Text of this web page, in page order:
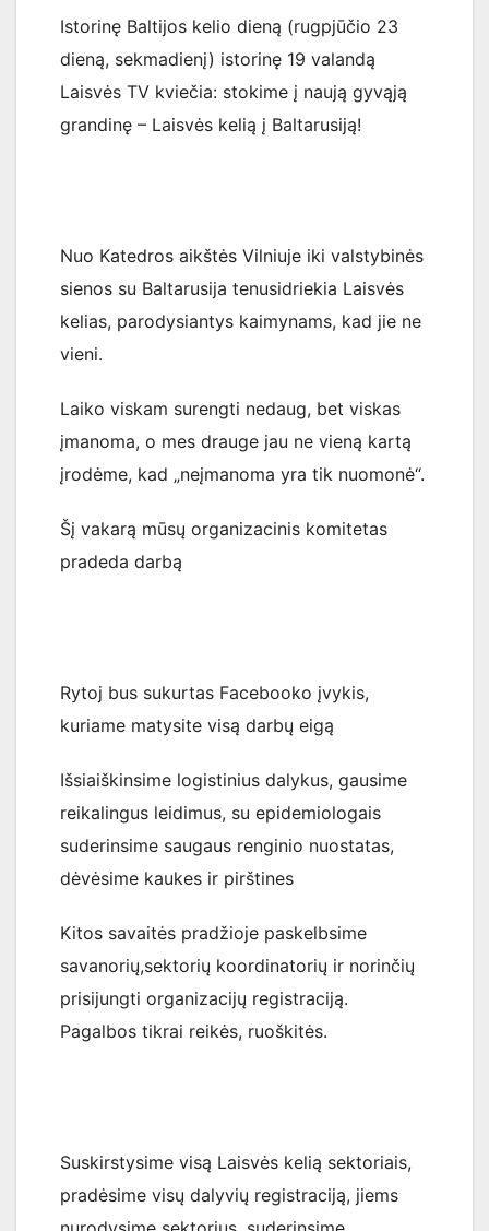
Istorinę Baltijos kelio dieną (rugpjūčio 23
dieną, sekmadienį) istorinę 19 valandą
Laisvės TV kviečia: stokime į naują gyvąją
grandinę – Laisvės kelią į Baltarusiją!
Nuo Katedros aikštės Vilniuje iki valstybinės
sienos su Baltarusija tenusidriekia Laisvės
kelias, parodysiantys kaimynams, kad jie ne
vieni.
Laiko viskam surengti nedaug, bet viskas
įmanoma, o mes drauge jau ne vieną kartą
įrodėme, kad „neįmanoma yra tik nuomonė“.
Šį vakarą mūsų organizacinis komitetas
pradeda darbą
Rytoj bus sukurtas Facebooko įvykis,
kuriame matysite visą darbų eigą
Išsiaiškinsime logistinius dalykus, gausime
reikalingus leidimus, su epidemiologais
suderinsime saugaus renginio nuostatas,
dėvėsime kaukes ir pirštines
Kitos savaitės pradžioje paskelbsime
savanorių,sektorių koordinatorių ir norinčių
prisijungti organizacijų registraciją.
Pagalbos tikrai reikės, ruoškitės.
Suskirstysime visą Laisvės kelią sektoriais,
pradėsime visų dalyvių registraciją, jiems